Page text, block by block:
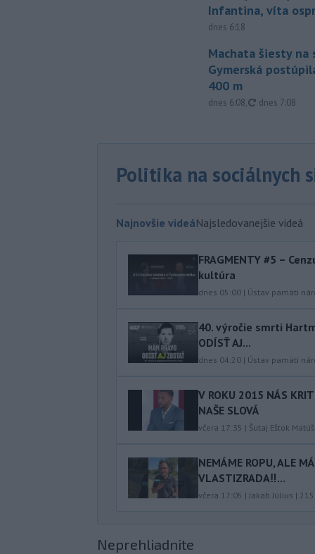
Infantina, víta
dnes 6:18
Machata šiesty na
Gymerská
400 m
dnes 6:08, aktualizované
dnes 7:08
Politika na sociálnych
Najnovšie videáNajsledovanejšie videá
FRAGMENTY #5 –
kultúra
dnes 05:00 | Ústav pamäti
40.⁠ ⁠výročie smrti
ODÍSŤ AJ...
dnes 04:20 | Ústav pamäti
V ROKU 2015 NÁS
NAŠE SLOVÁ
včera 17:35 | Šutaj Eštok Matúš
NEMÁME ROPU, ALE
VLASTIZRADA‼️...
včera 17:05 |Jakab Július |
Neprehliadnite